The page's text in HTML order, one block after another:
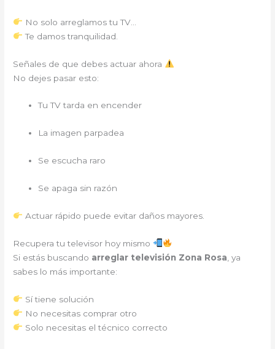
No solo arreglamos tu TV…
Te damos tranquilidad.
Señales de que debes actuar ahora
No dejes pasar esto:
Tu TV tarda en encender
La imagen parpadea
Se escucha raro
Se apaga sin razón
Actuar rápido puede evitar daños mayores.
Recupera tu televisor hoy mismo
Si estás buscando arreglar televisión Zona Rosa , ya
sabes lo más importante:
Sí tiene solución
No necesitas comprar otro
Solo necesitas el técnico correcto